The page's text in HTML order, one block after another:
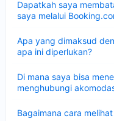
Dapatkah saya
saya melalui
Apa yang dimaksud
apa ini diperlukan?
Di mana saya bisa
menghubungi
Bagaimana cara